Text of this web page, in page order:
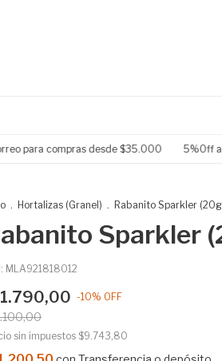
para compras desde $35.000 5%Off
. Hortalizas (Granel) . Rabanito Sparkler
Sparkler
MLA921818012
-10% OFF
sin impuestos $9.743,80